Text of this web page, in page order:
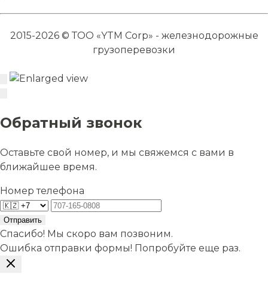
2015-2026 © ТОО «YTM Corp» - железнодорожные
грузоперевозки
Обратный звонок
Оставьте свой номер, и мы свяжемся с вами в
ближайшее время.
Номер телефона
Отправить
Спасибо! Мы скоро вам позвоним.
Ошибка отправки формы! Попробуйте еще раз.